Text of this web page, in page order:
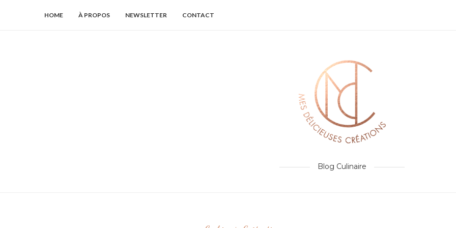
HOME À PROPOS NEWSLETTER CONTACT
Blog Culinaire